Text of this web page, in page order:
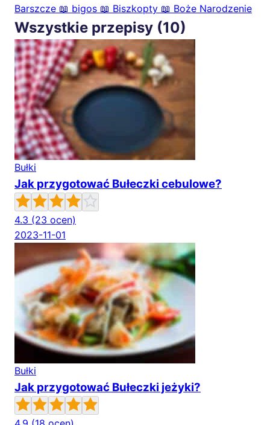
Barszcze 📖 bigos 📖 Biszkopty 📖 Boże Narodzenie
Wszystkie przepisy (10)
Bułki
Jak przygotować Bułeczki cebulowe?
4.3 (23 ocen)
2023-11-01
Bułki
Jak przygotować Bułeczki jeżyki?